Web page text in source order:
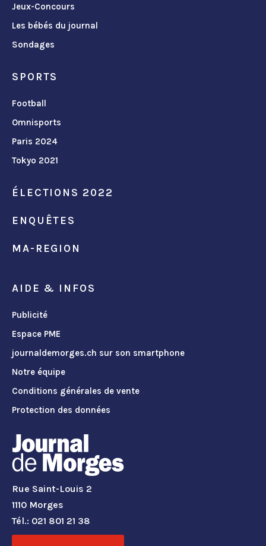
Jeux-Concours
Les bébés du journal
Sondages
SPORTS
Football
Omnisports
Paris 2024
Tokyo 2021
ÉLECTIONS 2022
ENQUÊTES
MA-REGION
AIDE & INFOS
Publicité
Espace PME
journaldemorges.ch sur son smartphone
Notre équipe
Conditions générales de vente
Protection des données
Rue Saint-Louis 2
1110 Morges
Tél.: 021 801 21 38